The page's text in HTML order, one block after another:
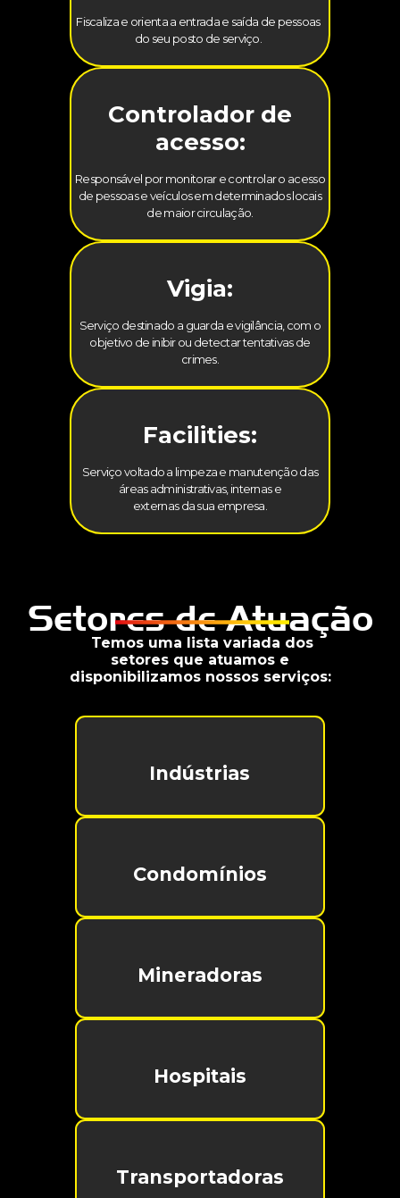
Fiscaliza e orienta a entrada e saída de pessoas
do seu posto de serviço.
Controlador de
acesso:
Responsável por monitorar e controlar o acesso
de pessoas e veículos em determinados locais
de maior circulação.
Vigia:
Serviço destinado a guarda e vigilância, com o
objetivo de inibir ou detectar tentativas de
crimes.
Facilities:
Serviço voltado a limpeza e manutenção das
áreas administrativas, internas e
externas da sua empresa.
Setores de Atuação
Temos uma lista variada dos
setores que atuamos e
disponibilizamos nossos serviços:
Indústrias
Condomínios
Mineradoras
Hospitais
Transportadoras